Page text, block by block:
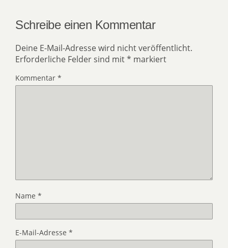
Schreibe einen Kommentar
Deine E-Mail-Adresse wird nicht veröffentlicht.
Erforderliche Felder sind mit* markiert
Kommentar *
Name *
E-Mail-Adresse *